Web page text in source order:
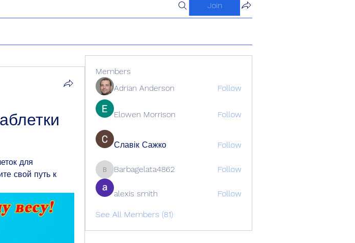
Join
для
свой путь к
Members
Adrian Anderson
Follow
Elowen Morrison Follow
Славік Сажко Follow
Barbagelata4862
Barbagelata4862 Follow
alexis smith Follow
See All Members (81)